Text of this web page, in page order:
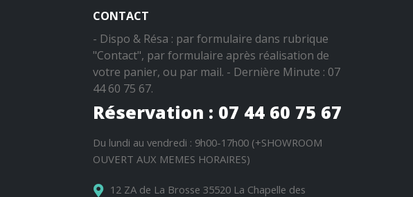
CONTACT
- Dispo & Résa : par formulaire dans rubrique
"Contact", par formulaire après réalisation de
votre panier, ou par mail. - Dernière Minute : 07
44 60 75 67.
Réservation : 07 44 60 75 67
Du lundi au vendredi : 9h00-17h00 (+SHOWROOM
OUVERT AUX MEMES HORAIRES)
12 ZA de La Brosse 35520 La Chapelle des